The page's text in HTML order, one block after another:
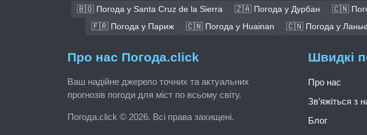
🇧🇴 Погода у Santa Cruz de la Sierra 🇿🇦 Погода у Дурбан 🇨🇳
🇫🇷 Погода у Париж
🇨🇳 Погода у Huainan 🇨🇳 Погода у
Про нас Погода.click
Ваш надійне джерело точних та актуальних
прогнозів погоди для міст по всьому світу.
Погода.click © 2026. Всі права захищені.
Швидкі
Про нас
Зв’яжіться з
Блог